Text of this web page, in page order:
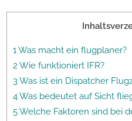
1 Was macht ein flugplaner?
2 Wie funktioniert IFR?
3 Was ist ein Dispatcher
4 Was bedeutet auf Sicht
5 Welche Faktoren sind bei